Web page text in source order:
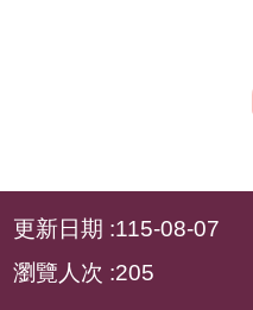
站
資
更新日期 115-08-07
瀏覽人次 205